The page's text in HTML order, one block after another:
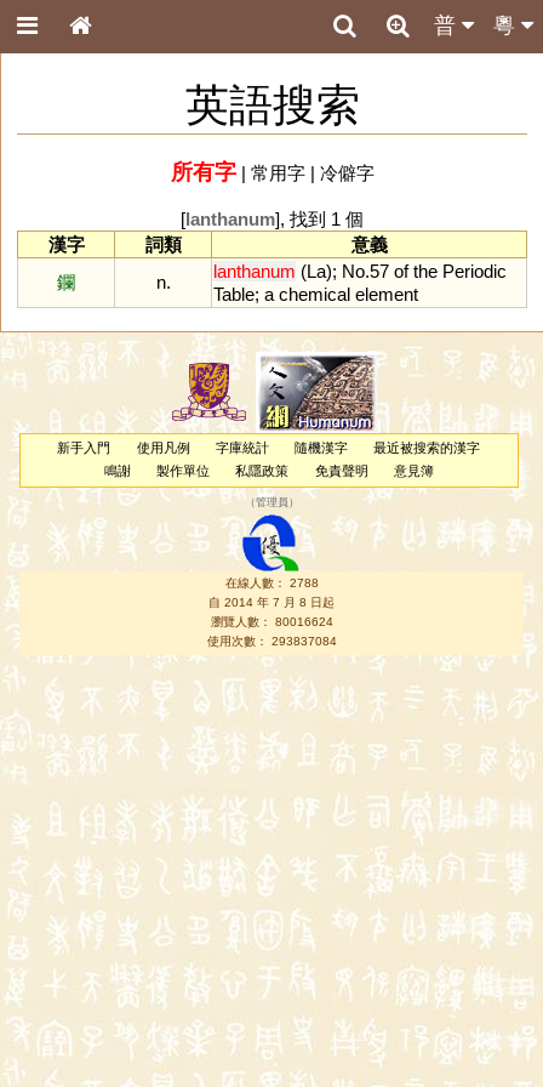
粵
普
英語搜索
所有字| 常用字| 冷僻字
[lanthanum], 找到 1 個
漢字
詞類
意義
鑭
n.
lanthanum (La); No.57 of the Periodic
Table; a chemical element
新手入門 使用凡例 字庫統計 隨機漢字
最近被搜索的漢字
鳴謝
製作單位 私隱政策 免責聲明 意見簿
（管理員 ）
在線人數： 2788
自 2014 年 7 月 8 日起
瀏覽人數： 80016624
使用次數： 293837084